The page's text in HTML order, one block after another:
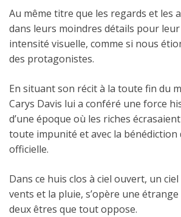
Au même titre que les regards et les
dans leurs moindres détails pour
intensité visuelle, comme si nous
des protagonistes.
En situant son récit à la toute fin du
Carys Davis lui a conféré une force
d’une époque où les riches
toute impunité et avec la bénédiction
officielle.
Dans ce huis clos à ciel ouvert, un
vents et la pluie, s’opère une
deux êtres que tout oppose.